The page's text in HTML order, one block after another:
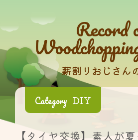
Record
薪割りおじさん
Category DIY
【タイヤ交換】素人が